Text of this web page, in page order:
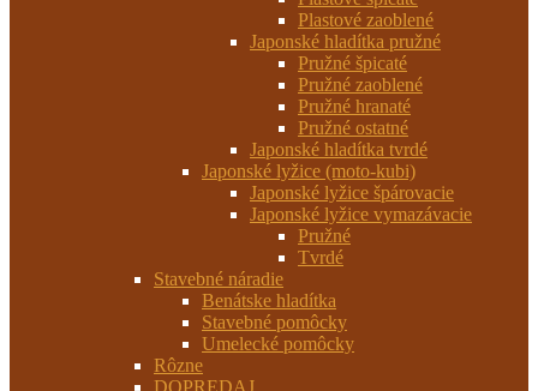
Plastové zaoblené
Japonské hladítka pružné
Pružné špicaté
Pružné zaoblené
Pružné hranaté
Pružné ostatné
Japonské hladítka tvrdé
Japonské lyžice (moto-kubi)
Japonské lyžice špárovacie
Japonské lyžice vymazávacie
Pružné
Tvrdé
Stavebné náradie
Benátske hladítka
Stavebné pomôcky
Umelecké pomôcky
Rôzne
DOPREDAJ